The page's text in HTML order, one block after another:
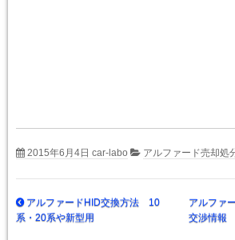
2015年6月4日 car-labo アルファード売却処
アルファードHID交換方法 10
系・20系や新型用
アルファ
交渉情報